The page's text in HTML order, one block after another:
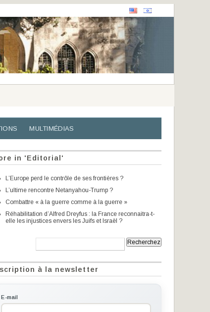
MULTIMÉDIAS
in 'Editorial'
L’Europe perd le contrôle de ses frontières ?
L’ultime rencontre Netanyahou-Trump ?
Combattre « à la guerre comme à la guerre »
Réhabilitation d’Alfred Dreyfus : la France reconnaitra-t-
elle les injustices envers les Juifs et Israël ?
à la newsletter
E-mail